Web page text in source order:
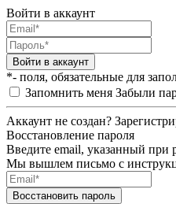
Войти в аккаунт
Войти в аккаунт
*- поля, обязательные для
Запомнить меня Забыли
Аккаунт не создан?
Восстановление пароля
Введите email, указанный при
Мы вышлем письмо с
Восстановить пароль